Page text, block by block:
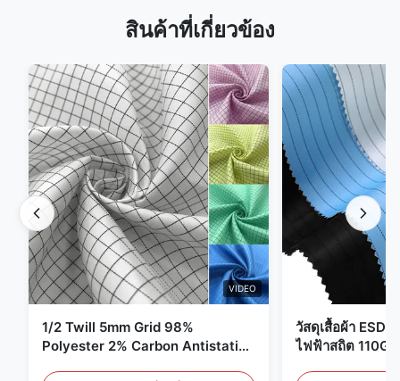
สินค้าที่เกี่ยวข้อง
VIDEO
1/2 Twill 5mm Grid 98%
Polyester 2% Carbon Antistatic
วัสดุเสื้อผ้า ESD
ไฟฟ้าสถิต